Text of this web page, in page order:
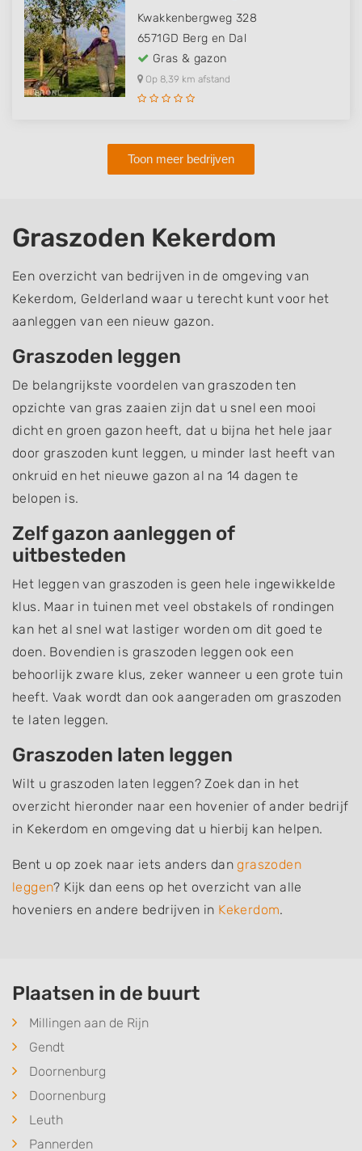
Kwakkenbergweg 328
6571GD Berg en Dal
Gras & gazon
Op 8,39 km afstand
Toon meer bedrijven
Graszoden Kekerdom
Een overzicht van bedrijven in de omgeving van
Kekerdom, Gelderland waar u terecht kunt voor het
aanleggen van een nieuw gazon.
Graszoden leggen
De belangrijkste voordelen van graszoden ten
opzichte van gras zaaien zijn dat u snel een mooi
dicht en groen gazon heeft, dat u bijna het hele jaar
door graszoden kunt leggen, u minder last heeft van
onkruid en het nieuwe gazon al na 14 dagen te
belopen is.
Zelf gazon aanleggen of
uitbesteden
Het leggen van graszoden is geen hele ingewikkelde
klus. Maar in tuinen met veel obstakels of rondingen
kan het al snel wat lastiger worden om dit goed te
doen. Bovendien is graszoden leggen ook een
behoorlijk zware klus, zeker wanneer u een grote tuin
heeft. Vaak wordt dan ook aangeraden om graszoden
te laten leggen.
Graszoden laten leggen
Wilt u graszoden laten leggen? Zoek dan in het
overzicht hieronder naar een hovenier of ander bedrijf
in Kekerdom en omgeving dat u hierbij kan helpen.
Bent u op zoek naar iets anders dangraszoden
leggen? Kijk dan eens op het overzicht van alle
hoveniers en andere bedrijven in Kekerdom.
Plaatsen in de buurt
Millingen aan de Rijn
Gendt
Doornenburg
Doornenburg
Leuth
Pannerden